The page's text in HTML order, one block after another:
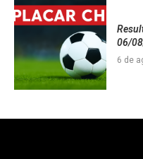
06/
6 de